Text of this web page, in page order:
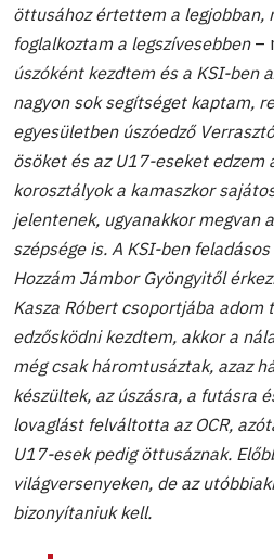
öttusához értettem a legjobban,
foglalkoztam a legszívesebben –
úszóként kezdtem és a KSI-ben
nagyon sok segítséget kaptam,
egyesületben úszóedző
ösöket és az U17-eseket edzem
korosztályok a kamaszkor
jelentenek, ugyanakkor megvan
szépsége is. A KSI-ben
Hozzám Jámbor Gyöngyitől
Kasza Róbert csoportjába adom
edzősködni kezdtem, akkor a
még csak háromtusáztak, azaz
készültek, az úszásra, a futásra
lovaglást felváltotta az OCR,
U17-esek pedig öttusáznak.
világversenyeken, de az
bizonyítaniuk kell.